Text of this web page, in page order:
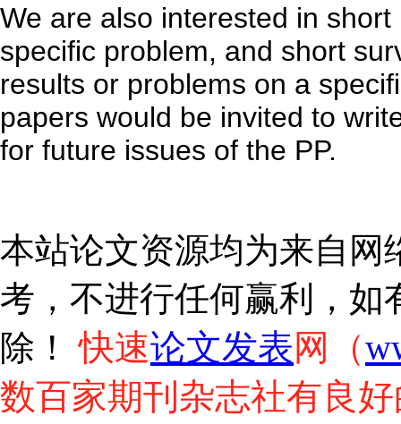
We are also interested in
specific problem, and short
results or problems on a
papers would be invited to
for future issues of the PP.
本站论文资源均为来自网
考，不进行任何赢利，如
除！快速论文发表网（
数百家期刊杂志社有良